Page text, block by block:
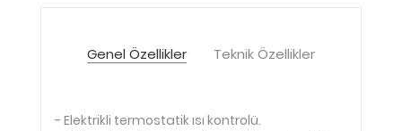
Genel Özellikler Teknik Özellikler
- Elektrikli termostatik ısı kontrolü.